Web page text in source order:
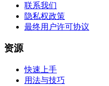
联系我们
隐私权政策
最终用户许可协议
资源
快速上手
用法与技巧